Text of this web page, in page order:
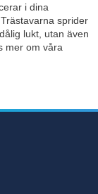
i dina
sprider
lukt, utan även
mer om våra